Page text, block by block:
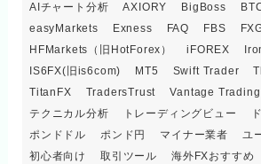
AIチャート分析 AXIORY BigBoss
easyMarkets
Exness FAQ FBS
HFMarkets（旧HotForex）
iFOREX
IS6FX(旧is6com)
MT5 Swift Trader
TitanFX
TradersTrust Vantage Trading
テクニカル分析
トレーディングビュー
ポンドドル
ポンド円 マイナー業者 ユ
初心者向け
取引ツール 海外FXおすすめ